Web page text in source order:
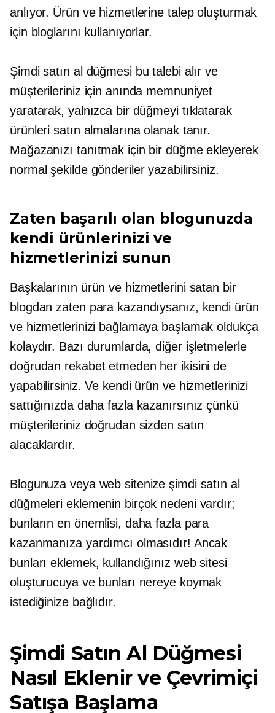
anlıyor. Ürün ve hizmetlerine talep oluşturmak
için bloglarını kullanıyorlar.
Şimdi satın al düğmesi bu talebi alır ve
müşterileriniz için anında memnuniyet
yaratarak, yalnızca bir düğmeyi tıklatarak
ürünleri satın almalarına olanak tanır.
Mağazanızı tanıtmak için bir düğme ekleyerek
normal şekilde gönderiler yazabilirsiniz.
Zaten başarılı olan blogunuzda
kendi ürünlerinizi ve
hizmetlerinizi sunun
Başkalarının ürün ve hizmetlerini satan bir
blogdan zaten para kazandıysanız, kendi ürün
ve hizmetlerinizi bağlamaya başlamak oldukça
kolaydır. Bazı durumlarda, diğer işletmelerle
doğrudan rekabet etmeden her ikisini de
yapabilirsiniz. Ve kendi ürün ve hizmetlerinizi
sattığınızda daha fazla kazanırsınız çünkü
müşterileriniz doğrudan sizden satın
alacaklardır.
Blogunuza veya web sitenize şimdi satın al
düğmeleri eklemenin birçok nedeni vardır;
bunların en önemlisi, daha fazla para
kazanmanıza yardımcı olmasıdır! Ancak
bunları eklemek, kullandığınız web sitesi
oluşturucuya ve bunları nereye koymak
istediğinize bağlıdır.
Şimdi Satın Al Düğmesi
Nasıl Eklenir ve Çevrimiçi
Satışa Başlama